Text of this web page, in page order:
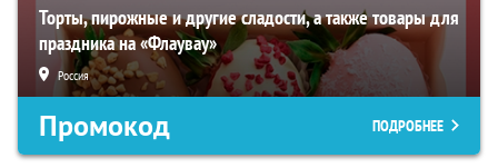
Торты, пирожные и другие сладости, а также товары для
праздника на «Флаувау»
Россия
Промокод ПОДРОБНЕЕ